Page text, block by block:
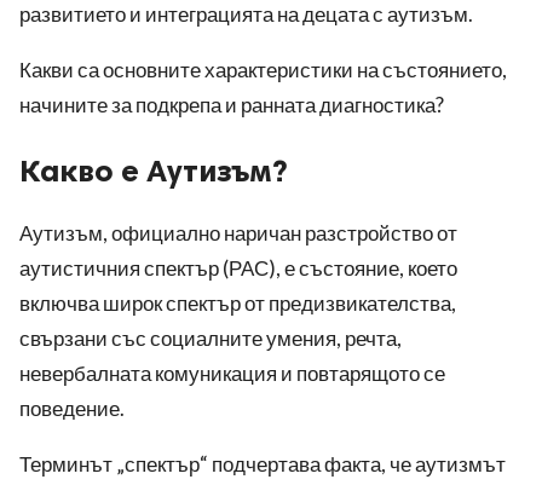
развитието и интеграцията на децата с аутизъм.
Какви са основните характеристики на състоянието,
начините за подкрепа и ранната диагностика?
Какво е Аутизъм?
Аутизъм, официално наричан разстройство от
аутистичния спектър (РАС), е състояние, което
включва широк спектър от предизвикателства,
свързани със социалните умения, речта,
невербалната комуникация и повтарящото се
поведение.
Терминът „спектър“ подчертава факта, че аутизмът